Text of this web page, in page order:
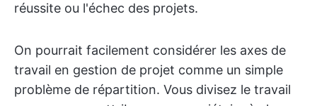
réussite ou l'échec des projets.
On pourrait facilement considérer les axes de
travail en gestion de projet comme un simple
problème de répartition. Vous divisez le travail